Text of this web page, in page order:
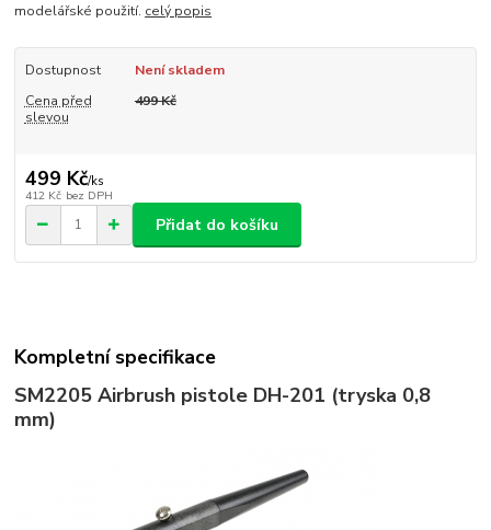
modelářské použití. celý popis
Dostupnost
Není skladem
Cena před
slevou
499 Kč
499 Kč/ks
412 Kč bez DPH
Přidat do košíku
Kompletní specifikace
SM2205Airbrush pistole DH-201 (tryska 0,8
mm)